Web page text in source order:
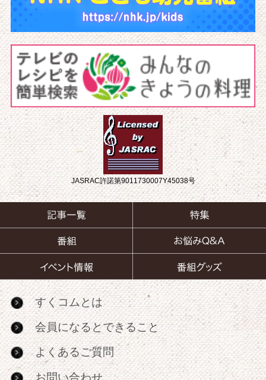
JASRAC許諾第9011730007Y45038号
すくコムとは
会員になるとできること
よくあるご質問
お問い合わせ